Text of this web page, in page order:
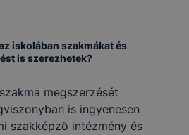
iskolában szakmákat és
is szerezhetek?
megszerzését
is ingyenesen
szakképző intézmény és